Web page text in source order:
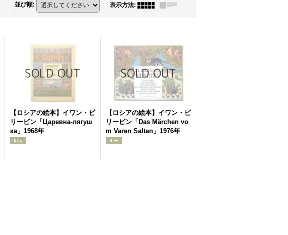
並び順: 表示方法:
【ロシアの絵本】イワン・ビ
リービン「Царевна-лягуш
ка」1968年
【ロシアの絵本】イワン・ビ
リービン「Das Märchen vo
m Varen Saltan」1976年